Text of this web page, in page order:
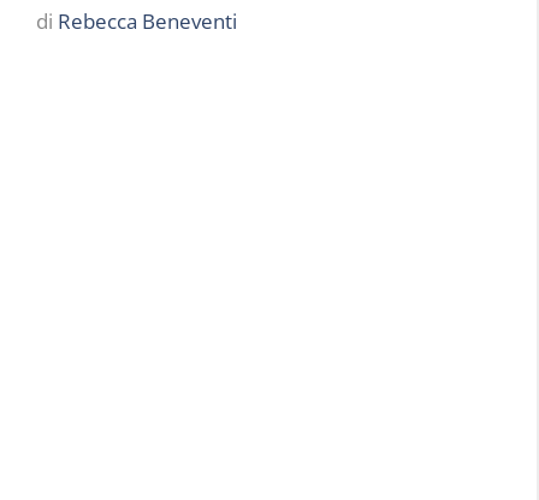
di Rebecca Beneventi